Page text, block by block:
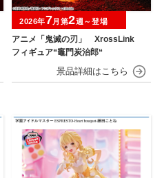
アニメ「鬼滅の刃」 XrossLink
フィギュア“竈門炭治郎“
2026年7月第2週～登場